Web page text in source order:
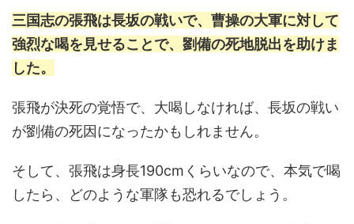
三国志の張飛は長坂の戦いで、曹操の大軍に対して
強烈な喝を見せることで、劉備の死地脱出を助けま
した。
張飛が決死の覚悟で、大喝しなければ、長坂の戦い
が劉備の死因になったかもしれません。
そして、張飛は身長190cmくらいなので、本気で喝
したら、どのような軍隊も恐れるでしょう。